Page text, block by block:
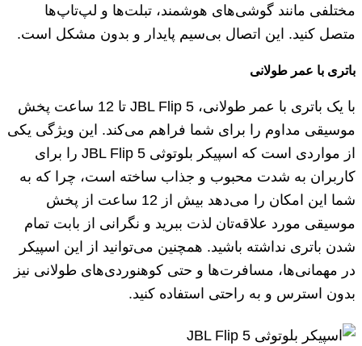
مختلفی مانند گوشی‌های هوشمند، تبلت‌ها و لپ‌تاپ‌ها
متصل کنید. این اتصال بی‌سیم پایدار و بدون مشکل است.
باتری با عمر طولانی
با یک باتری با عمر طولانی، JBL Flip 5 تا 12 ساعت پخش
موسیقی مداوم را برای شما فراهم می‌کند. این ویژگی یکی
از مواردی است که اسپیکر بلوتوثی JBL Flip 5 را برای
کاربران به شدت محبوب و جذاب ساخته است، چرا که به
شما این امکان را می‌دهد بیش از 12 ساعت از پخش
موسیقی مورد علاقه‌تان لذت ببرید و نگرانی از بابت تمام
شدن باتری نداشته باشید. همچنین می‌توانید از این اسپیکر
در مهمانی‌ها، مسافرت‌ها و حتی کوهنوردی‌های طولانی نیز
بدون استرس و به راحتی استفاده کنید.